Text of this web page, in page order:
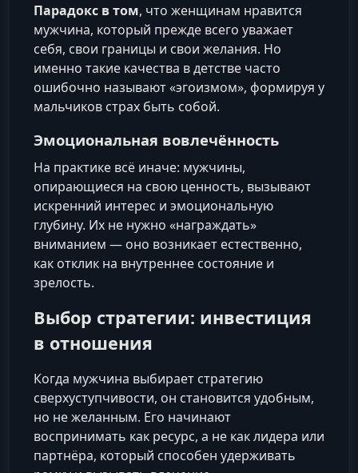
Парадокс в том, что женщинам нравится
мужчина, который прежде всего уважает
себя, свои границы и свои желания. Но
именно такие качества в детстве часто
ошибочно называют «эгоизмом», формируя у
мальчиков страх быть собой.
Эмоциональная вовлечённость
На практике всё иначе: мужчины,
опирающиеся на свою ценность, вызывают
искренний интерес и эмоциональную
глубину. Их не нужно «награждать»
вниманием — оно возникает естественно,
как отклик на внутреннее состояние и
зрелость.
Выбор стратегии: инвестиция
в отношения
Когда мужчина выбирает стратегию
сверхуступчивости, он становится удобным,
но не желанным. Его начинают
воспринимать как ресурс, а не как лидера или
партнёра, который способен удерживать